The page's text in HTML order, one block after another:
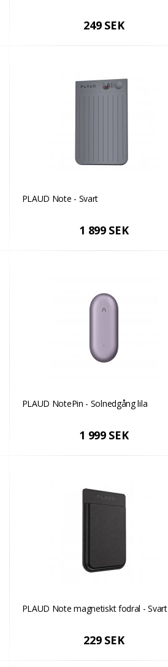
249 SEK
PLAUD Note - Svart
1 899 SEK
PLAUD NotePin - Solnedgång lila
1 999 SEK
PLAUD Note magnetiskt fodral - Svart
229 SEK